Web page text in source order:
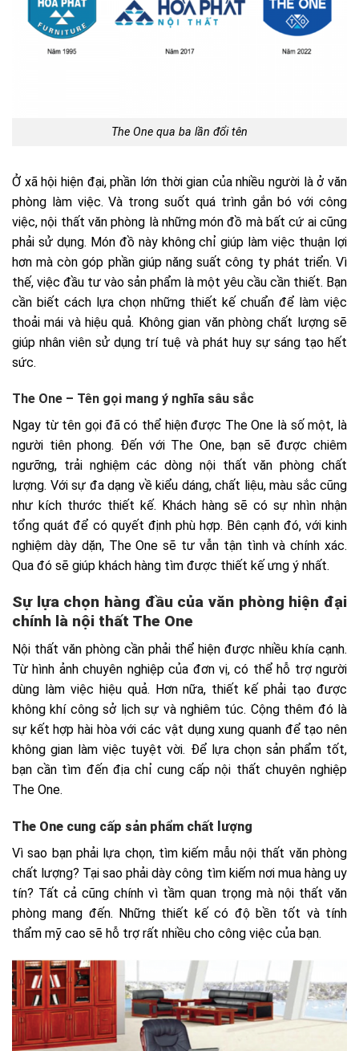
The One qua ba lần đổi tên
Ở xã hội hiện đại, phần lớn thời gian của nhiều người là ở văn
phòng làm việc. Và trong suốt quá trình gắn bó với công
việc, nội thất văn phòng là những món đồ mà bất cứ ai cũng
phải sử dụng. Món đồ này không chỉ giúp làm việc thuận lợi
hơn mà còn góp phần giúp năng suất công ty phát triển. Vì
thế, việc đầu tư vào sản phẩm là một yêu cầu cần thiết. Bạn
cần biết cách lựa chọn những thiết kế chuẩn để làm việc
thoải mái và hiệu quả. Không gian văn phòng chất lượng sẽ
giúp nhân viên sử dụng trí tuệ và phát huy sự sáng tạo hết
sức.
The One – Tên gọi mang ý nghĩa sâu sắc
Ngay từ tên gọi đã có thể hiện được The One là số một, là
người tiên phong. Đến với The One, bạn sẽ được chiêm
ngưỡng, trải nghiệm các dòng nội thất văn phòng chất
lượng. Với sự đa dạng về kiểu dáng, chất liệu, màu sắc cũng
như kích thước thiết kế. Khách hàng sẽ có sự nhìn nhận
tổng quát để có quyết định phù hợp. Bên cạnh đó, với kinh
nghiệm dày dặn, The One sẽ tư vẫn tận tình và chính xác.
Qua đó sẽ giúp khách hàng tìm được thiết kế ưng ý nhất.
Sự lựa chọn hàng đầu của văn phòng hiện đại
chính là nội thất The One
Nội thất văn phòng cần phải thể hiện được nhiều khía cạnh.
Từ hình ảnh chuyên nghiệp của đơn vị, có thể hỗ trợ người
dùng làm việc hiệu quả. Hơn nữa, thiết kế phải tạo được
không khí công sở lịch sự và nghiêm túc. Cộng thêm đó là
sự kết hợp hài hòa với các vật dụng xung quanh để tạo nên
không gian làm việc tuyệt vời. Để lựa chọn sản phẩm tốt,
bạn cần tìm đến địa chỉ cung cấp nội thất chuyên nghiệp
The One.
The One cung cấp sản phẩm chất lượng
Vì sao bạn phải lựa chọn, tìm kiếm mẫu nội thất văn phòng
chất lượng? Tại sao phải dày công tìm kiếm nơi mua hàng uy
tín? Tất cả cũng chính vì tầm quan trọng mà nội thất văn
phòng mang đến. Những thiết kế có độ bền tốt và tính
thẩm mỹ cao sẽ hỗ trợ rất nhiều cho công việc của bạn.